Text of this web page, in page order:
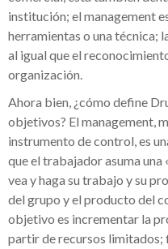
institución; el management
herramientas o una técnica;
al igual que el
organización.
Ahora bien, ¿cómo define
objetivos? El management,
instrumento de control, es
que el trabajador asuma
vea y haga su trabajo y su
del grupo y el producto del
objetivo es incrementar la
partir de recursos limitados;